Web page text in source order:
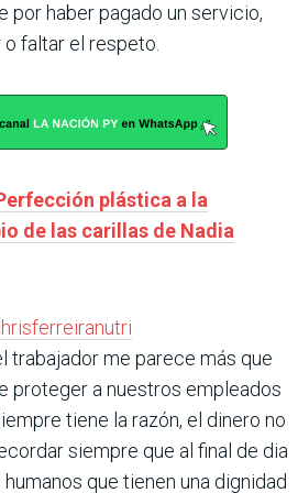
por haber pagado un servicio,
faltar el respeto.
plástica a la
de las carillas de Nadia
trabajador me parece más que
proteger a nuestros empleados
tiene la razón, el dinero no
siempre que al final de dia
que tienen una dignidad